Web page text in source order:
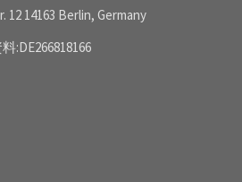
14163 Berlin, Germany
:DE266818166